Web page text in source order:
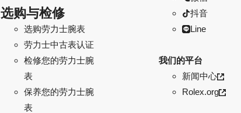
选购与检修
选购劳力士腕表
劳力士中古表认证
检修您的劳力士腕
表
保养您的劳力士腕
表
抖音
Line
我们的平台
新闻中心
Rolex.org